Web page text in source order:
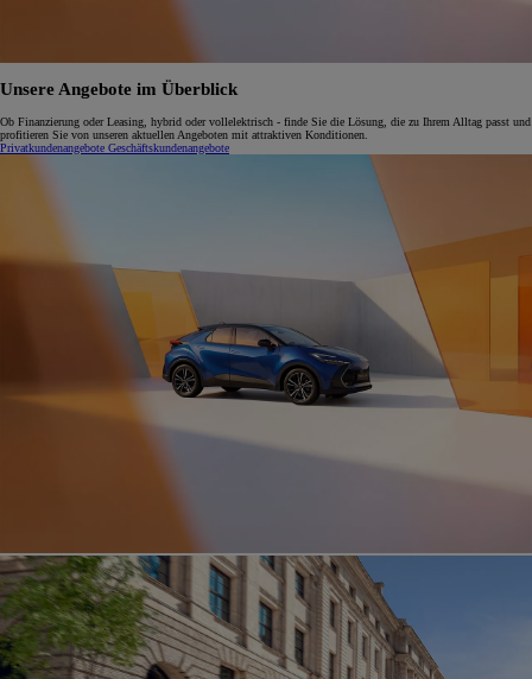
Unsere Angebote im Überblick
Ob Finanzierung oder Leasing, hybrid oder vollelektrisch - finde Sie die Lösung, die zu Ihrem Alltag passt und
profitieren Sie von unseren aktuellen Angeboten mit attraktiven Konditionen.
Privatkundenangebote Geschäftskundenangebote